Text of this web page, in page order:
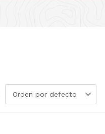
Orden por defecto